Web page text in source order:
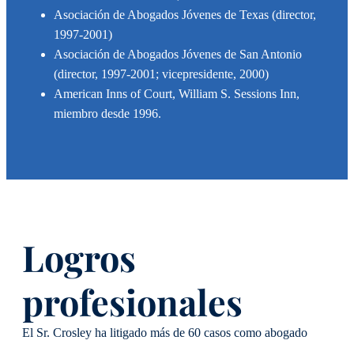
Asociación de Abogados Jóvenes de Texas (director,
1997-2001)
Asociación de Abogados Jóvenes de San Antonio
(director, 1997-2001; vicepresidente, 2000)
American Inns of Court, William S. Sessions Inn,
miembro desde 1996.
Logros
profesionales
El Sr. Crosley ha litigado más de 60 casos como abogado